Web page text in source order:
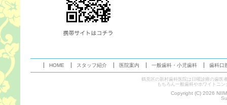
HOME スタッフ紹介 医院案内 一般歯科・小児歯科 歯科口
鶴見区の新村歯科医院は日曜診療の歯医
もちろん一般歯科やホワイトニ
Copyright (C) 2026